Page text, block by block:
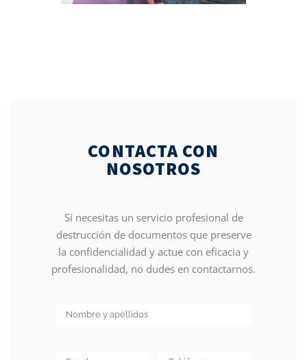
CONTACTA CON
NOSOTROS
Sí necesitas un servicio profesional de
destrucción de documentos que preserve
la confidencialidad y actue con eficacia y
profesionalidad, no dudes en contactarnos.